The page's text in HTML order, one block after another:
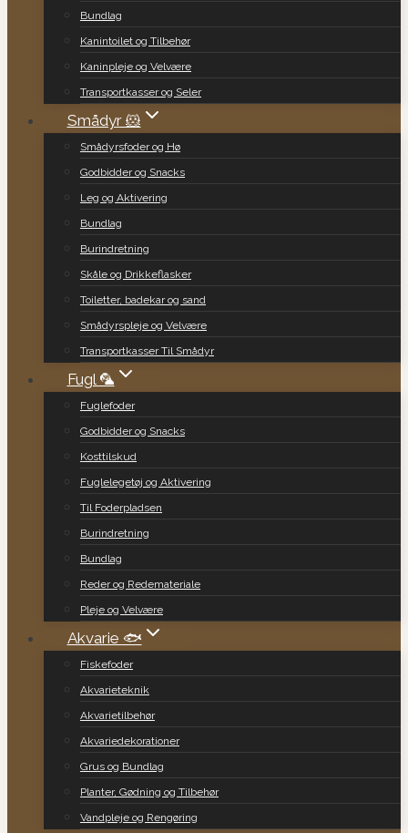
Bundlag
Kanintoilet og Tilbehør
Kaninpleje og Velvære
Transportkasser og Seler
Smådyr 🐹
Smådyrsfoder og Hø
Godbidder og Snacks
Leg og Aktivering
Bundlag
Burindretning
Skåle og Drikkeflasker
Toiletter, badekar og sand
Smådyrspleje og Velvære
Transportkasser Til Smådyr
Fugl 🦜
Fuglefoder
Godbidder og Snacks
Kosttilskud
Fuglelegetøj og Aktivering
Til Foderpladsen
Burindretning
Bundlag
Reder og Redemateriale
Pleje og Velvære
Akvarie 🐟
Fiskefoder
Akvarieteknik
Akvarietilbehør
Akvariedekorationer
Grus og Bundlag
Planter, Gødning og Tilbehør
Vandpleje og Rengøring